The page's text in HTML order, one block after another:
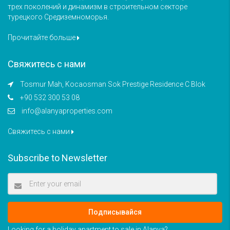
трех поколений и динамизм в строительном секторе
турецкого Средиземноморья.
Прочитайте больше
Свяжитесь с нами
Tosmur Mah, Kocaosman Sok Prestige Residence C Blok
+90 532 300 53 08
info@alanyaproperties.com
Свяжитесь с нами
Subscribe to Newsletter
Подписывайся